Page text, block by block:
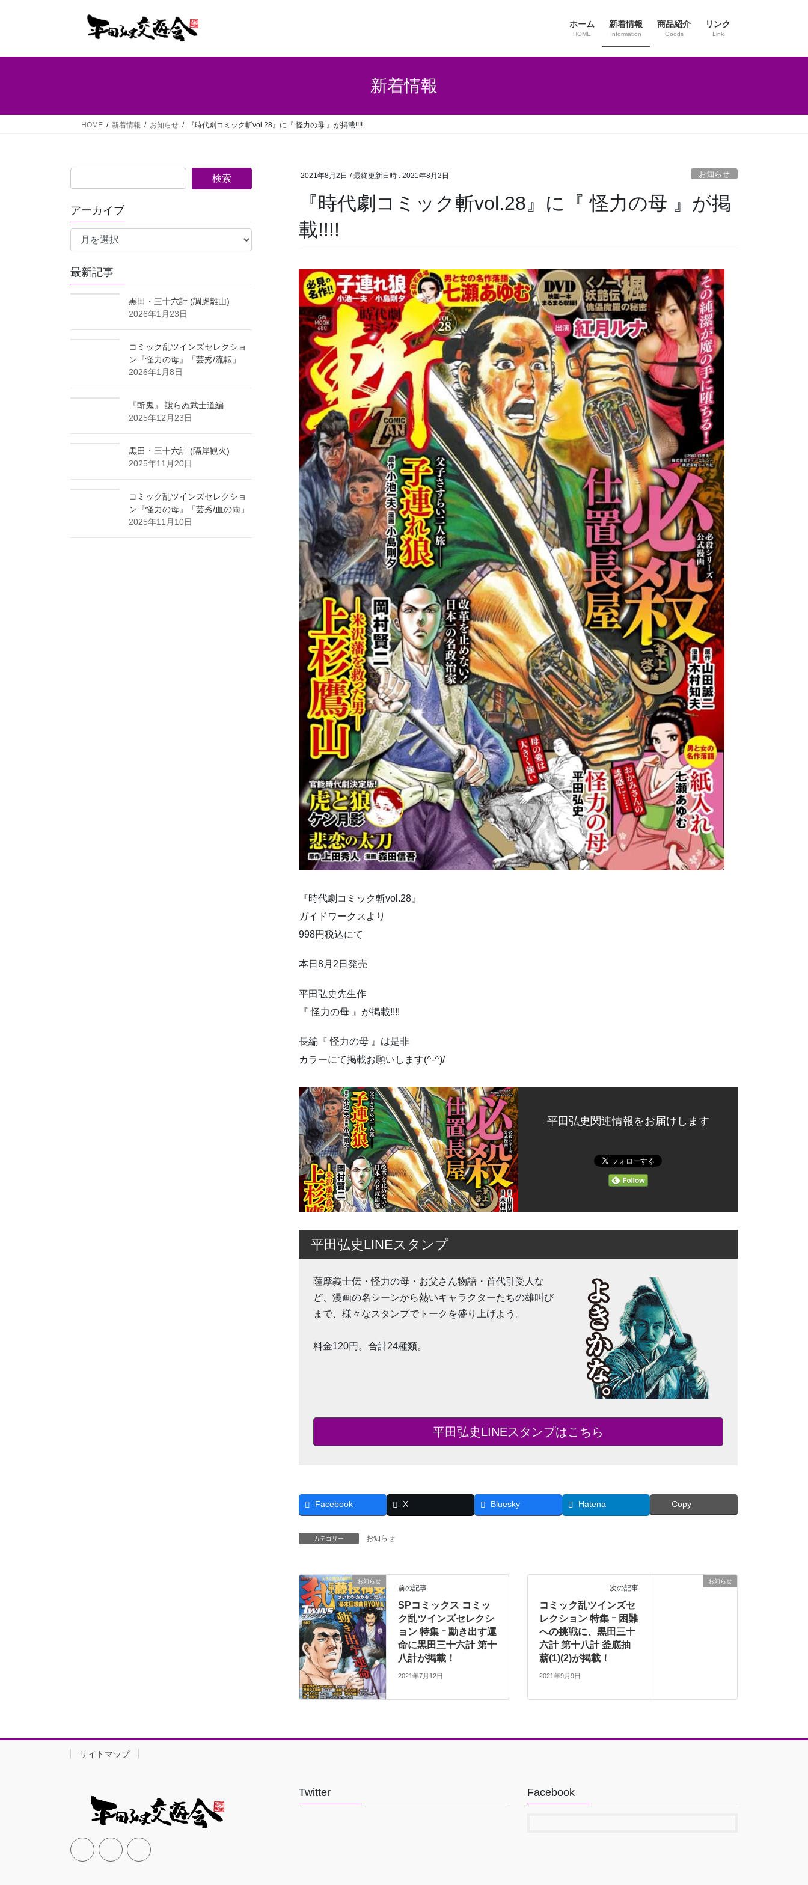
ホーム
HOME
新着情報
Information
商品紹介
Goods
リンク
Link
新着情報
HOME 新着情報 お知らせ 『時代劇コミック斬vol.28』に『 怪力の母 』が掲載!!!!
2021年8月2日 / 最終更新日時 : 2021年8月2日 お知らせ
『時代劇コミック斬vol.28』に『 怪力の母 』が掲
載!!!!
『時代劇コミック斬vol.28』
ガイドワークスより
998円税込にて
本日8月2日発売
平田弘史先生作
『 怪力の母 』が掲載!!!!
長編『 怪力の母 』は是非
カラーにて掲載お願いします(^-^)/
平田弘史関連情報をお届けします
平田弘史LINEスタンプ
薩摩義士伝・怪力の母・お父さん物語・首代引受人な
ど、漫画の名シーンから熱いキャラクターたちの雄叫び
まで、様々なスタンプでトークを盛り上げよう。
料金120円。合計24種類。
平田弘史LINEスタンプはこちら
Facebook X Bluesky Hatena Copy
カテゴリー お知らせ
お知らせ
前の記事
SPコミックス コミッ
ク乱ツインズセレクシ
ョン 特集 ｰ 動き出す運
命に黒田三十六計 第十
八計が掲載！
2021年7月12日
お知らせ
次の記事
コミック乱ツインズセ
レクション 特集 ｰ 困難
への挑戦に、黒田三十
六計 第十八計 釜底抽
薪(1)(2)が掲載！
2021年9月9日
アーカイブ
ア
イ
ブ
最新記事
黒田・三十六計 (調虎離山)
2026年1月23日
コミック乱ツインズセレクショ
ン『怪力の母』「芸秀/流転」
2026年1月8日
『斬鬼』 譲らぬ武士道編
2025年12月23日
黒田・三十六計 (隔岸観火)
2025年11月20日
コミック乱ツインズセレクショ
ン『怪力の母』「芸秀/血の雨」
2025年11月10日
サイトマップ
Twitter Facebook